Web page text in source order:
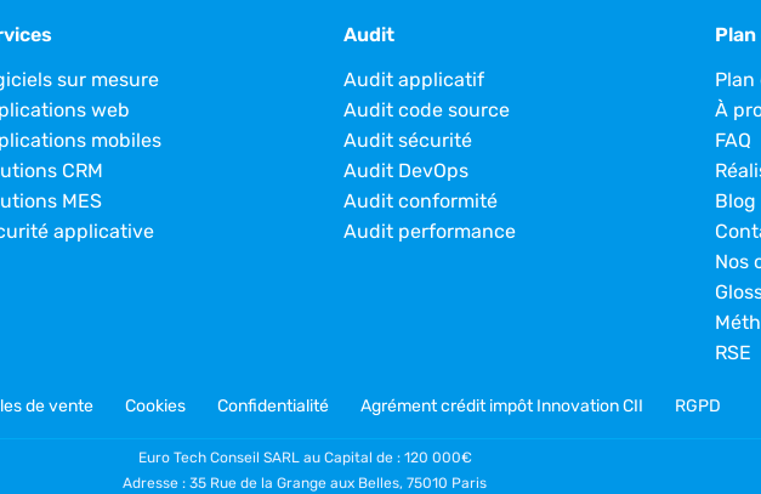
sur mesure
web
mobiles
CRM
MES
applicative
Audit
Audit applicatif
Audit code source
Audit sécurité
Audit DevOps
Audit conformité
Audit performance
Plan
À
FAQ
Blog
Nos
RSE
de vente Cookies Confidentialité Agrément crédit impôt Innovation CII RGPD
Euro Tech Conseil SARL au Capital de : 120 000€
Adresse : 35 Rue de la Grange aux Belles, 75010 Paris